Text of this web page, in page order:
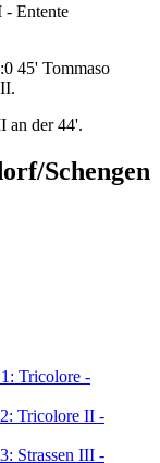
- Entente
45' Tommaso
an der 44'.
Schengen
Tricolore -
Tricolore II -
Strassen III -